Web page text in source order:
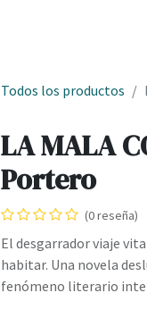
Todos los productos
LA MALA
Portero
(0 reseña)
El desgarrador viaje
habitar. Una novela
fenómeno literario